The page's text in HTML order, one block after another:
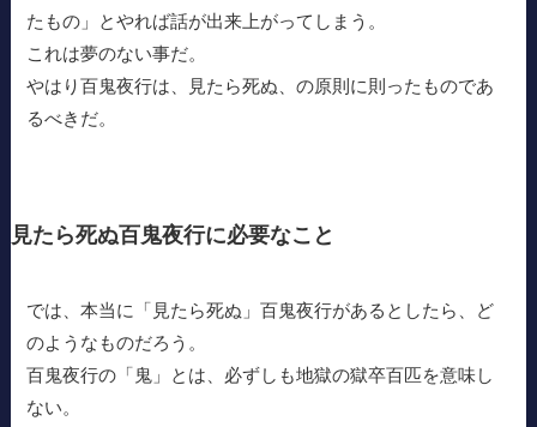
たもの」とやれば話が出来上がってしまう。
これは夢のない事だ。
やはり百鬼夜行は、見たら死ぬ、の原則に則ったものであ
るべきだ。
見たら死ぬ百鬼夜行に必要なこと
では、本当に「見たら死ぬ」百鬼夜行があるとしたら、ど
のようなものだろう。
百鬼夜行の「鬼」とは、必ずしも地獄の獄卒百匹を意味し
ない。